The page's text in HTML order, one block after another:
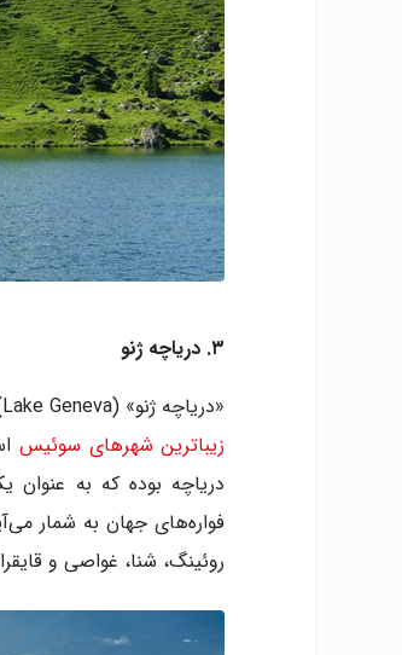
۳. دریاچه ژنو
«دریاچه ژنو» (Lake Geneva) یکی از بزرگ‌ترین دریاچه‌های اروپا است. این گستره‌ی آبی بزرگ، شهر ژنو که از
زیباترین شهرهای سوئیس
فواره‌های جهان به شمار
روئینگ، شنا، غواصی و